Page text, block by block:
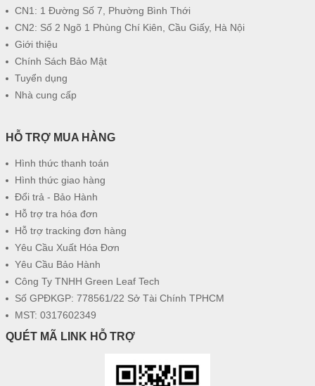
CN1: 1 Đường Số 7, Phường Bình Thới
CN2: Số 2 Ngõ 1 Phùng Chí Kiên, Cầu Giấy, Hà Nội
Giới thiệu
Chính Sách Bảo Mật
Tuyển dụng
Nhà cung cấp
HỖ TRỢ MUA HÀNG
Hình thức thanh toán
Hình thức giao hàng
Đổi trả - Bảo Hành
Hỗ trợ tra hóa đơn
Hỗ trợ tracking đơn hàng
Yêu Cầu Xuất Hóa Đơn
Yêu Cầu Bảo Hành
Công Ty TNHH Green Leaf Tech
Số GPĐKGP: 778561/22 Sở Tài Chính TPHCM
MST: 0317602349
QUÉT MÃ LINK HỖ TRỢ